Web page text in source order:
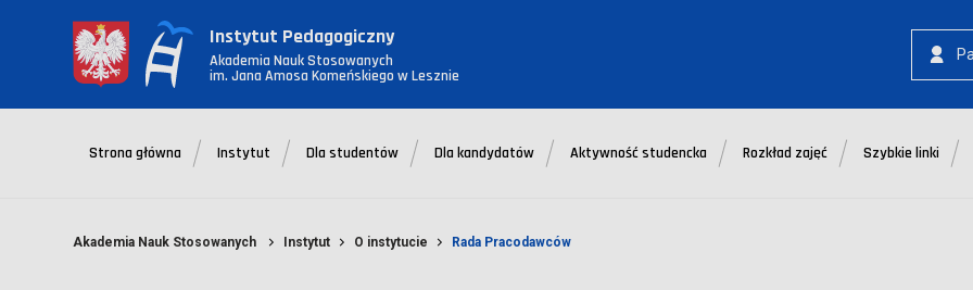
Instytut Pedagogiczny
Akademia Nauk Stosowanych
im. Jana Amosa Komeńskiego w Lesznie
Strona główna Instytut Dla studentów Dla kandydatów Aktywność studencka Rozkład zajęć Szybkie linki
Akademia Nauk Stosowanych Instytut O instytucie Rada Pracodawców